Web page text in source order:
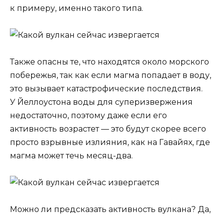
к примеру, именно такого типа.
Также опасны те, что находятся около морского
побережья, так как если магма попадает в воду,
это вызывает катастрофические последствия.
У Йеллоустона воды для суперизвержения
недостаточно, поэтому даже если его
активность возрастет — это будут скорее всего
просто взрывные излияния, как на Гавайях, где
магма может течь месяц-два.
Можно ли предсказать активность вулкана? Да,